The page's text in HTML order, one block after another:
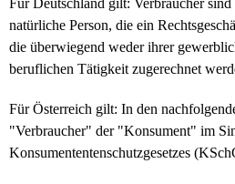
Für Deutschland gilt: Verbraucher
natürliche Person, die ein
die überwiegend weder ihrer
beruflichen Tätigkeit zugerechnet
Für Österreich gilt: In den
"Verbraucher" der "Konsument" im
Konsumententenschutzgesetzes